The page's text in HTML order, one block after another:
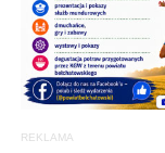
REKLAMA